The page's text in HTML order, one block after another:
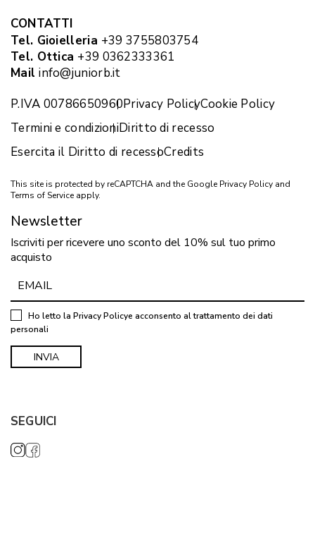
CONTATTI
Tel. Gioielleria +39 3755803754
Tel. Ottica +39 0362333361
Mail info@juniorb.it
P.IVA 00786650960Privacy PolicyCookie Policy
Termini e condizioniDiritto di recesso
Esercita il Diritto di recessoCredits
This site is protected by reCAPTCHA and the Google Privacy Policy and
Terms of Service apply.
Newsletter
Iscriviti per ricevere uno sconto del 10% sul tuo primo
acquisto
Ho letto la Privacy Policye acconsento al trattamento dei dati
personali
SEGUICI